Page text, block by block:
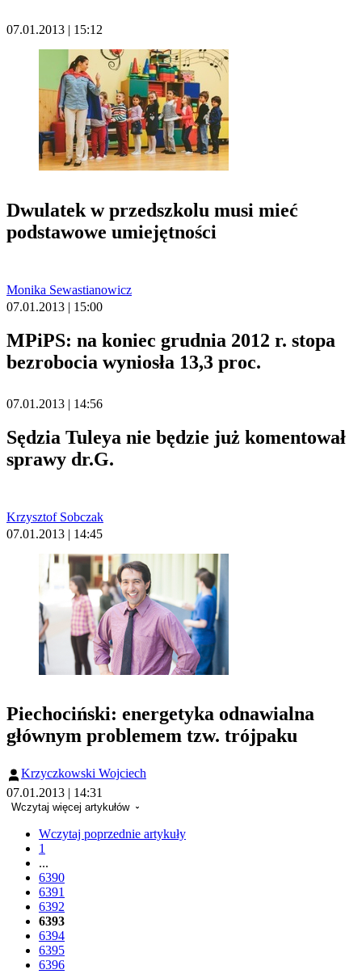
07.01.2013 | 15:12
Dwulatek w przedszkolu musi mieć
podstawowe umiejętności
Monika Sewastianowicz
07.01.2013 | 15:00
MPiPS: na koniec grudnia 2012 r. stopa
bezrobocia wyniosła 13,3 proc.
07.01.2013 | 14:56
Sędzia Tuleya nie będzie już komentował
sprawy dr.G.
Krzysztof Sobczak
07.01.2013 | 14:45
Piechociński: energetyka odnawialna
głównym problemem tzw. trójpaku
Krzyczkowski Wojciech
07.01.2013 | 14:31
Wczytaj więcej artykułów
Wczytaj poprzednie artykuły
1
...
6390
6391
6392
6393
6394
6395
6396